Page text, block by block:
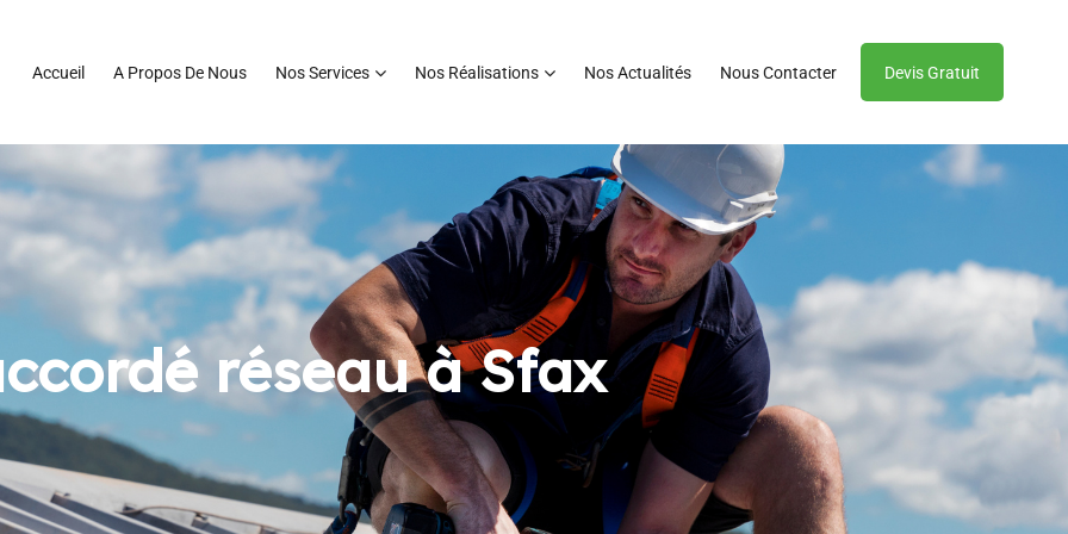
Accueil A Propos De Nous Nos Services Nos Réalisations Nos Actualités Nous Contacter Devis Gratuit
réseau à Sfax